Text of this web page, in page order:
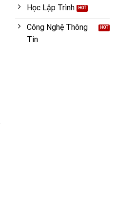
Học Lập Trình
Công Nghệ Thông
Tin